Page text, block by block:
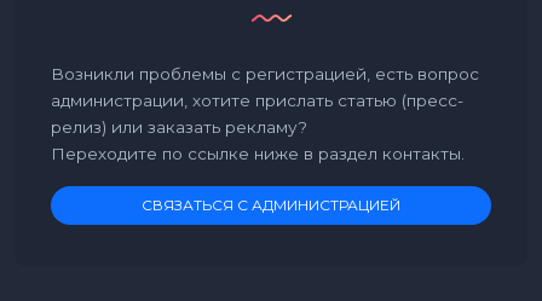
Возникли проблемы с регистрацией, есть вопрос
администрации, хотите прислать статью (пресс-
релиз) или заказать рекламу?
Переходите по ссылке ниже в раздел контакты.
СВЯЗАТЬСЯ С АДМИНИСТРАЦИЕЙ